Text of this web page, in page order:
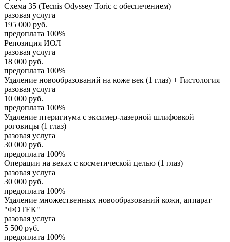
Схема 35 (Tecnis Odyssey Toric с обеспечением)
разовая услуга
195 000 руб.
предоплата 100%
Репозиция ИОЛ
разовая услуга
18 000 руб.
предоплата 100%
Удаление новообразований на коже век (1 глаз) + Гистология
разовая услуга
10 000 руб.
предоплата 100%
Удаление птеригиума с эксимер-лазерной шлифовкой
роговицы (1 глаз)
разовая услуга
30 000 руб.
предоплата 100%
Операции на веках с косметической целью (1 глаз)
разовая услуга
30 000 руб.
предоплата 100%
Удаление множественных новообразований кожи, аппарат
"ФОТЕК"
разовая услуга
5 500 руб.
предоплата 100%